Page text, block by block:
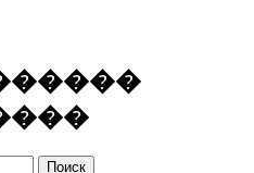
�����
���